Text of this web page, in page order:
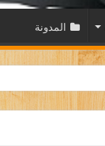
المدونة